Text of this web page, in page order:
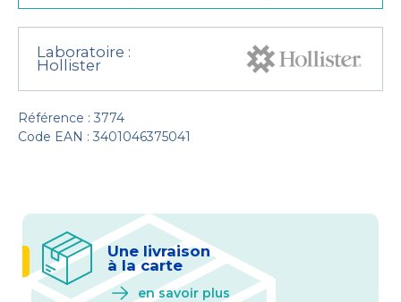
Laboratoire :
Hollister
Référence : 3774
Code EAN : 3401046375041
Une livraison
à la carte
en savoir plus